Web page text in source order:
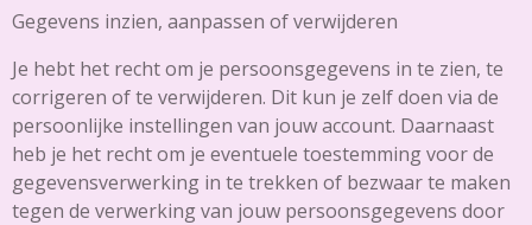
Gegevens inzien, aanpassen of verwijderen
Je hebt het recht om je persoonsgegevens in te zien, te
corrigeren of te verwijderen. Dit kun je zelf doen via de
persoonlijke instellingen van jouw account. Daarnaast
heb je het recht om je eventuele toestemming voor de
gegevensverwerking in te trekken of bezwaar te maken
tegen de verwerking van jouw persoonsgegevens door